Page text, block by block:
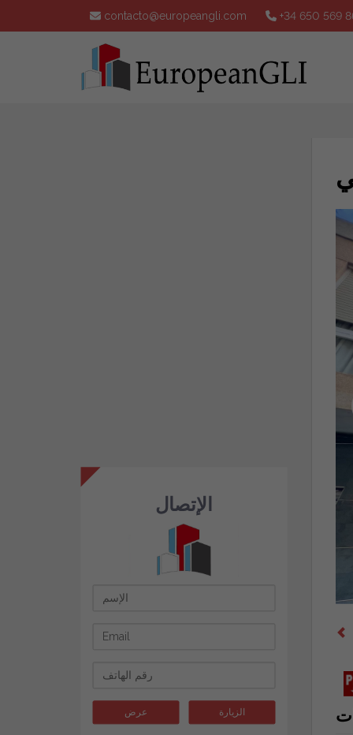
contacto@europeangli.com +34 650 569
الإتصال
عرض الزيارة